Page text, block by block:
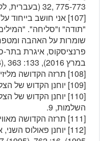
32, 775-773 (בעברית, לקוח מתרגום אביעד קליינברג).
[107] אני חושב
"תודה" ו"סליחה".
שומרות על האהבה
במרץ 2016), 133: AAS 108 (2016), 363.
[108] תרזה הקדושה מליזיה, כתב יד C, 29v – 30r.
[109] יוחנן הקדוש של הצלב, מעלות השלמות, 2.
[110] יוחנן הקדוש
השלמות, 9.
[111] תרזה הקדושה מאווילה, אוטוביוגרפיה, 8, 5.